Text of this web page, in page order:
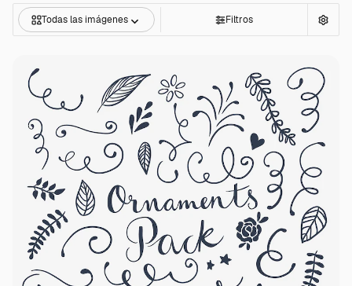
Todas las imágenes Filtros